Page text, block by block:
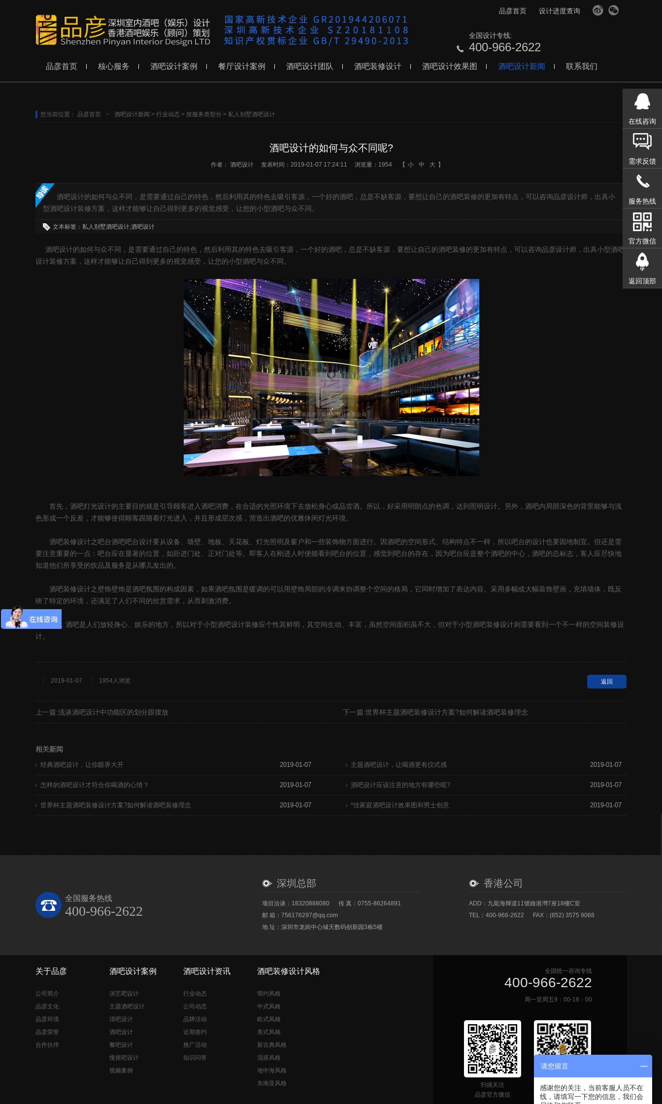
品彦首页 设计进度查询
全国设计专线:
400-966-2622
品彦首页 核心服务 酒吧设计案例 餐厅设计案例 酒吧设计团队 酒吧装修设计 酒吧设计效果图 酒吧设计新闻 联系我们
您当前位置： 品彦首页 > 酒吧设计新闻 > 行业动态 > 按服务类型分 > 私人别墅酒吧设计
酒吧设计的如何与众不同呢?
作者： 酒吧设计 发表时间：2019-01-07 17:24:11 浏览量：1954 【 小 中 大 】
酒吧设计的如何与众不同，是需要通过自己的特色，然后利用其的特色去吸引客源，一个好的酒吧，总是不缺客源，要想让自己的酒吧装修的更加有特点，可以咨询品彦设计师，出具小
型酒吧设计装修方案，这样才能够让自己得到更多的视觉感受，让您的小型酒吧与众不同。
文本标签：私人别墅酒吧设计,酒吧设计
酒吧设计的如何与众不同，是需要通过自己的特色，然后利用其的特色去吸引客源，一个好的酒吧，总是不缺客源，要想让自己的酒吧装修的更加有特点，可以咨询品彦设计师，出具小型酒吧
设计装修方案，这样才能够让自己得到更多的视觉感受，让您的小型酒吧与众不同。
首先，酒吧灯光设计的主要目的就是引导顾客进入酒吧消费，在合适的光照环境下去放松身心或品尝酒。所以，好采用明朗点的色调，达到照明设计。另外，酒吧内局部深色的背景能够与浅
色形成一个反差，才能够使得顾客跟随着灯光进入，并且形成层次感，营造出酒吧的优雅休闲灯光环境。
酒吧装修设计之吧台酒吧吧台设计要从设备、墙壁、地板、天花板、灯光照明及窗户和一些装饰物方面进行。因酒吧的空间形式、结构特点不一样，所以吧台的设计也要因地制宜。但还是需
要注意重要的一点：吧台应在显著的位置，如距进门处、正对门处等。即客人在刚进人时便能看到吧台的位置，感觉到吧台的存在，因为吧台应是整个酒吧的中心，酒吧的总标志，客人应尽快地
知道他们所享受的饮品及服务是从哪儿发出的。
酒吧装修设计之壁饰壁饰是酒吧氛围的构成因素，如果酒吧氛围是暖调的可以用壁饰局部的冷调来协调整个空间的格局，它同时增加了表达内容。采用多幅或大幅装饰壁画，充填墙体，既反
映了特定的环境，还满足了人们不同的欣赏需求，从而刺激消费。
*后，酒吧是人们放轻身心、娱乐的地方，所以对于小型酒吧设计装修应个性其鲜明，其空间生动、丰富，虽然空间面积虽不大，但对于小型酒吧装修设计则需要看到一个不一样的空间装修设
计。
返回
2019-01-07 1954人浏览
上一篇:浅谈酒吧设计中功能区的划分跟摆放 下一篇:世界杯主题酒吧装修设计方案?如何解读酒吧装修理念
相关新闻
经典酒吧设计，让你眼界大开 2019-01-07 主题酒吧设计，让喝酒更有仪式感 2019-01-07
怎样的酒吧设计才符合你喝酒的心情？ 2019-01-07 酒吧设计应该注意的地方有哪些呢? 2019-01-07
世界杯主题酒吧装修设计方案?如何解读酒吧装修理念 2019-01-07 *佳家庭酒吧设计效果图和男士创意 2019-01-07
全国服务热线
400-966-2622
深圳总部
项目洽谈：18320888080
传 真：0755-86264891
邮 箱：756176297@qq.com
地 址：深圳市龙岗中心城天数码创新园3栋5楼
香港公司
ADD：九龍海輝道11號維港灣7座18樓C室
TEL：400-966-2622
FAX：(852) 3575 9068
关于品彦
公司简介
品彦文化
品彦环境
品彦荣誉
合作伙伴
酒吧设计案例
演艺吧设计
主题酒吧设计
清吧设计
酒吧设计
餐吧设计
慢摇吧设计
视频案例
酒吧设计资讯
行业动态
公司动态
品牌活动
近期签约
推广活动
知识问答
酒吧装修设计风格
简约风格
中式风格
欧式风格
美式风格
新古典风格
混搭风格
地中海风格
东南亚风格
全国统一咨询专线
400-966-2622
周一至周五9：00-18：00
扫描关注
品彦官方微信
网站二维码
手机快速获取联系信息
在线咨询
需求反馈
服务热线
官方微信
返回顶部
请您留言
感谢您的关注，当前客服人员不在
线，请填写一下您的信息，我们会